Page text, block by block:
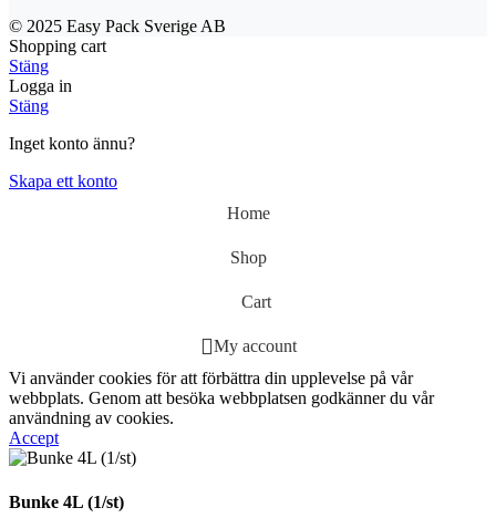
© 2025 Easy Pack Sverige AB
Shopping cart
Stäng
Logga in
Stäng
Inget konto ännu?
Skapa ett konto
Home
Shop
Cart
My account
Vi använder cookies för att förbättra din upplevelse på vår
webbplats. Genom att besöka webbplatsen godkänner du vår
användning av cookies.
Accept
Bunke 4L (1/st)